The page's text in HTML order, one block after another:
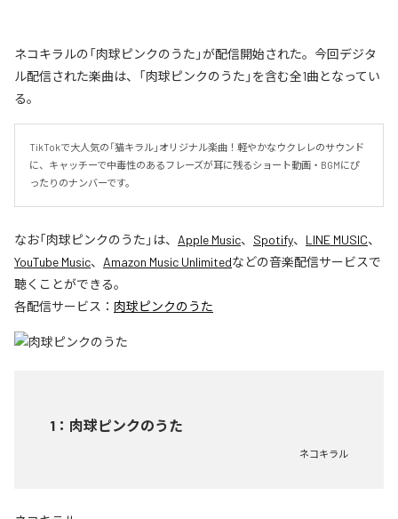
ネコキラルの「肉球ピンクのうた」が配信開始された。今回デジタ
ル配信された楽曲は、「肉球ピンクのうた」を含む全1曲となってい
る。
TikTokで大人気の「猫キラル」オリジナル楽曲！軽やかなウクレレのサウンド
に、キャッチーで中毒性のあるフレーズが耳に残るショート動画・BGMにぴ
ったりのナンバーです。
なお「肉球ピンクのうた 」は、 Apple Music、 Spotify、 LINE MUSIC、
YouTube Music、 Amazon Music Unlimitedなどの音楽配信サービスで
聴くことができる。
各配信サービス： 肉球ピンクのうた
1 ： 肉球ピンクのうた
ネコキラル